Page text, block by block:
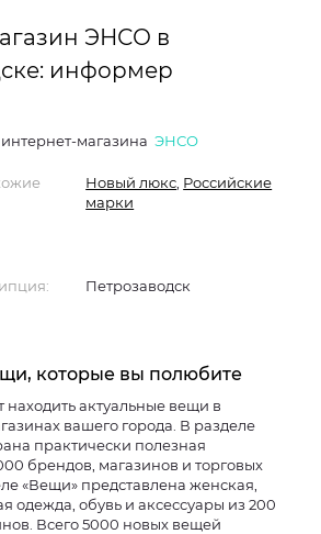
ЭНСО в
информер
магазина ЭНСО
Новый люкс Российские
марки
Петрозаводск
которые вы полюбите
находить актуальные вещи в
вашего города. В разделе
практически полезная
брендов, магазинов и торговых
«Вещи» представлена женская,
одежда, обувь и аксессуары из 200
Всего 5000 новых вещей